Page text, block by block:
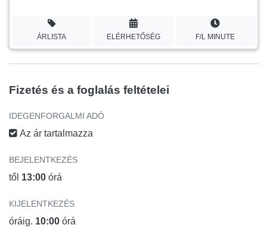
ÁRLISTA ELÉRHETŐSÉG F/L MINUTE
Fizetés és a foglalás feltételei
IDEGENFORGALMI ADÓ
Az ár tartalmazza
BEJELENTKEZÉS
től 13:00 órá
KIJELENTKEZÉS
óráig. 10:00 órá